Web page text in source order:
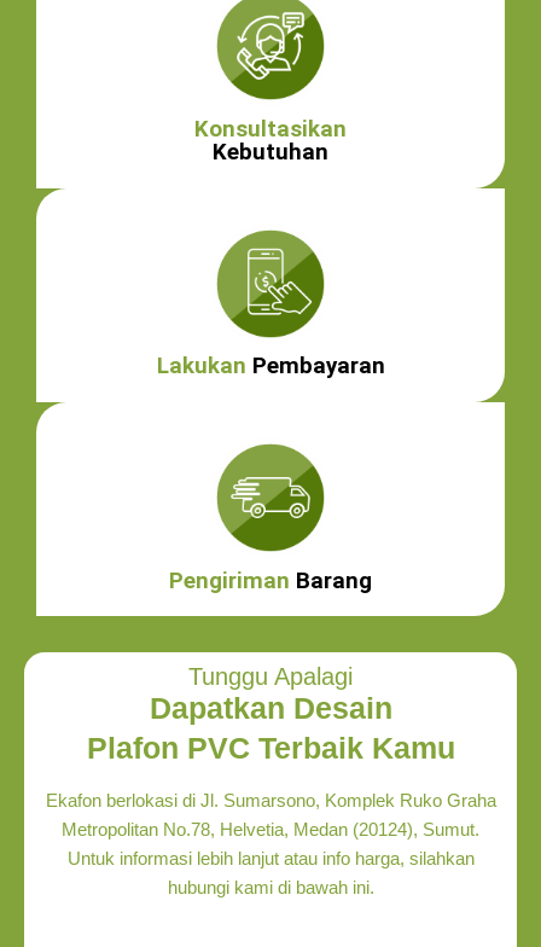
Konsultasikan
Kebutuhan
Lakukan Pembayaran
Pengiriman Barang
Tunggu Apalagi
Dapatkan Desain
Plafon PVC Terbaik Kamu
Ekafon berlokasi di Jl. Sumarsono, Komplek Ruko Graha
Metropolitan No.78, Helvetia, Medan (20124), Sumut.
Untuk informasi lebih lanjut atau info harga, silahkan
hubungi kami di bawah ini.